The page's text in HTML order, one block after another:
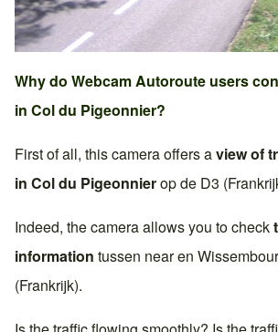
Why do Webcam Autoroute users
in Col du Pigeonnier?
First of all, this camera offers aview of
in Col du Pigeonnierop de D3
Indeed, the camera allows you to check
information tussen near en
(Frankrijk).